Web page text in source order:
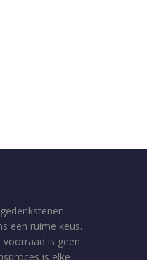
een ruime keus.
voorraad is geen
is elke